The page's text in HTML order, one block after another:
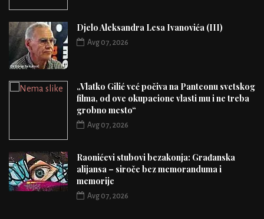
Djelo Aleksandra Lesa Ivanovića (III)
Avg 07, 2026
„Vlatko Gilić već počiva na Panteonu svetskog
filma, od ove okupacione vlasti mu i ne treba
grobno mesto“
Avg 07, 2026
Raonićevi stubovi bezakonja: Građanska
alijansa – siroče bez memoranduma i
memorije
Avg 07, 2026